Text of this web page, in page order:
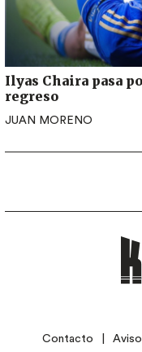
Ilyas Chaira pasa
regreso
JUAN MORENO
LEGALContacto